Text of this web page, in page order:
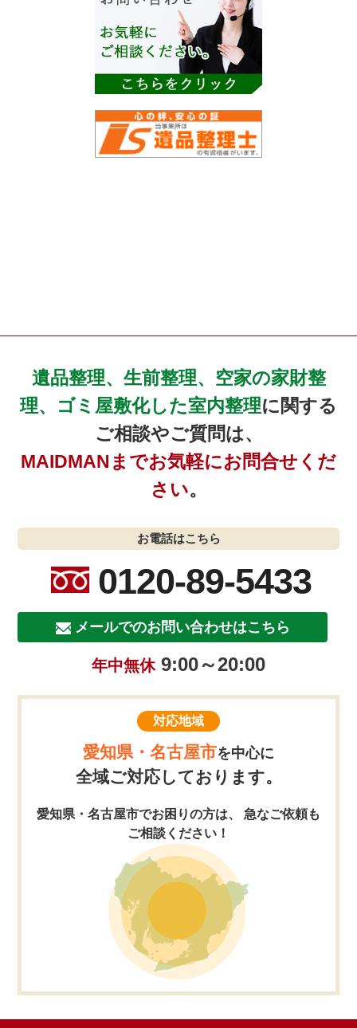
遺品整理、生前整理、空家の家財整
理、ゴミ屋敷化した室内整理に関する
ご相談やご質問は、
MAIDMANまでお気軽にお問合せくだ
さい。
お電話はこちら
0120-89-5433
メールでのお問い合わせはこちら
年中無休9:00～20:00
対応地域
愛知県・名古屋市を中心に
全域ご対応しております。
愛知県・名古屋市でお困りの方は、 急なご依頼も
ご相談ください！